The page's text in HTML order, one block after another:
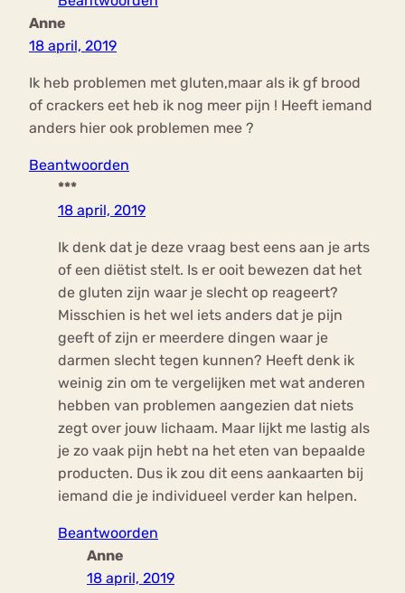
Anne
18 april, 2019
Ik heb problemen met gluten,maar als ik gf brood
of crackers eet heb ik nog meer pijn ! Heeft iemand
anders hier ook problemen mee ?
Beantwoorden
***
18 april, 2019
Ik denk dat je deze vraag best eens aan je arts
of een diëtist stelt. Is er ooit bewezen dat het
de gluten zijn waar je slecht op reageert?
Misschien is het wel iets anders dat je pijn
geeft of zijn er meerdere dingen waar je
darmen slecht tegen kunnen? Heeft denk ik
weinig zin om te vergelijken met wat anderen
hebben van problemen aangezien dat niets
zegt over jouw lichaam. Maar lijkt me lastig als
je zo vaak pijn hebt na het eten van bepaalde
producten. Dus ik zou dit eens aankaarten bij
iemand die je individueel verder kan helpen.
Beantwoorden
Anne
18 april, 2019